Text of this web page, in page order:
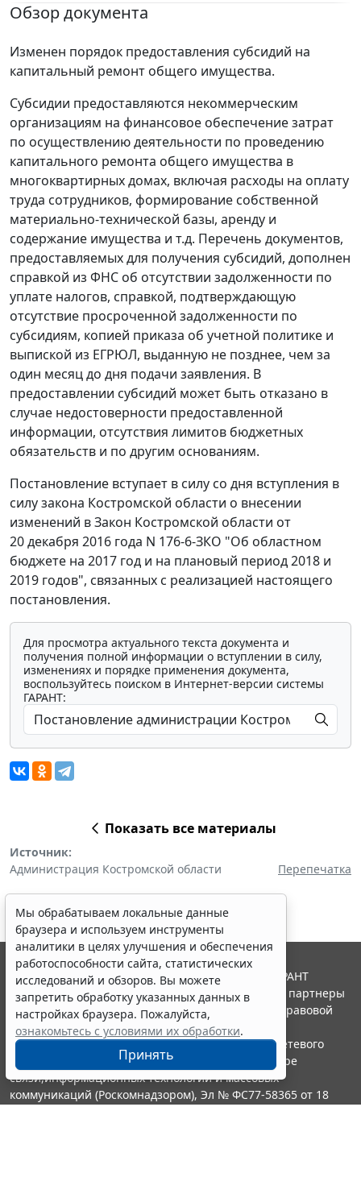
Обзор документа
Изменен порядок предоставления субсидий на
капитальный ремонт общего имущества.
Субсидии предоставляются некоммерческим
организациям на финансовое обеспечение затрат
по осуществлению деятельности по проведению
капитального ремонта общего имущества в
многоквартирных домах, включая расходы на оплату
труда сотрудников, формирование собственной
материально-технической базы, аренду и
содержание имущества и т.д. Перечень документов,
предоставляемых для получения субсидий, дополнен
справкой из ФНС об отсутствии задолженности по
уплате налогов, справкой, подтверждающую
отсутствие просроченной задолженности по
субсидиям, копией приказа об учетной политике и
выпиской из ЕГРЮЛ, выданную не позднее, чем за
один месяц до дня подачи заявления. В
предоставлении субсидий может быть отказано в
случае недостоверности предоставленной
информации, отсутствия лимитов бюджетных
обязательств и по другим основаниям.
Постановление вступает в силу со дня вступления в
силу закона Костромской области о внесении
изменений в Закон Костромской области от
20 декабря 2016 года N 176-6-ЗКО "Об областном
бюджете на 2017 год и на плановый период 2018 и
2019 годов", связанных с реализацией настоящего
постановления.
Для просмотра актуального текста документа и
получения полной информации о вступлении в силу,
изменениях и порядке применения документа,
воспользуйтесь поиском в Интернет-версии системы
ГАРАНТ:
Показать все материалы
Источник:
Администрация Костромской области
Перепечатка
Мы обрабатываем локальные данные
браузера и используем инструменты
аналитики в целях улучшения и обеспечения
работоспособности сайта, статистических
исследований и обзоров. Вы можете
запретить обработку указанных данных в
настройках браузера. Пожалуйста,
ознакомьтесь с условиями их обработки.
Принять
© ООО "НПП "ГАРАНТ-СЕРВИС", 2026. Система ГАРАНТ
выпускается с 1990 года. Компания "Гарант" и ее партнеры
являются участниками Российской ассоциации правовой
информации ГАРАНТ.
Портал ГАРАНТ.РУ зарегистрирован в качестве сетевого
издания Федеральной службой по надзору в сфере
связи,информационных технологий и массовых
коммуникаций (Роскомнадзором), Эл № ФС77-58365 от 18